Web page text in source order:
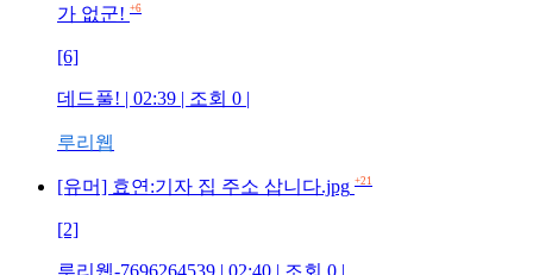
가 없군! +6
[6]
데드풀! | 02:39 | 조회 0 |
루리웹
[유머] 효연:기자 집 주소 삽니다.jpg +21
[2]
루리웹-7696264539 | 02:40 | 조회 0 |